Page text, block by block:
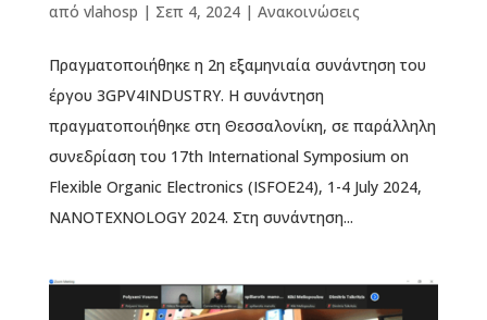
από vlahosp | Σεπ 4, 2024| Ανακοινώσεις
Πραγματοποιήθηκε η 2η εξαμηνιαία συνάντηση του
έργου 3GPV4INDUSTRY. Η συνάντηση
πραγματοποιήθηκε στη Θεσσαλονίκη, σε παράλληλη
συνεδρίαση του 17th International Symposium on
Flexible Organic Electronics (ISFOE24), 1-4 July 2024,
NANOTΕXNOLOGY 2024. Στη συνάντηση...